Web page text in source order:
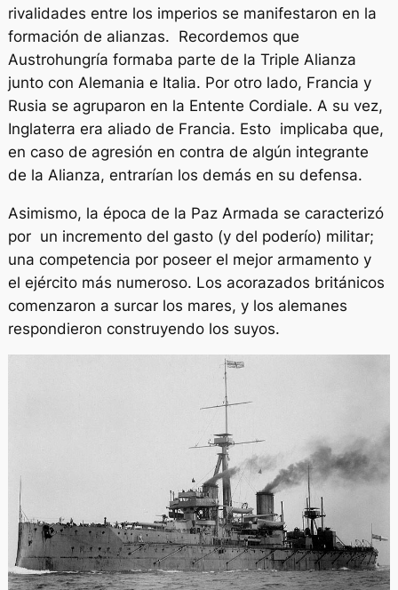
rivalidades entre los imperios se manifestaron en la
formación de alianzas. Recordemos que
Austrohungría formaba parte de la Triple Alianza
junto con Alemania e Italia. Por otro lado, Francia y
Rusia se agruparon en la Entente Cordiale. A su vez,
Inglaterra era aliado de Francia. Esto implicaba que,
en caso de agresión en contra de algún integrante
de la Alianza, entrarían los demás en su defensa.
Asimismo, la época de la Paz Armada se caracterizó
por un incremento del gasto (y del poderío) militar;
una competencia por poseer el mejor armamento y
el ejército más numeroso. Los acorazados británicos
comenzaron a surcar los mares, y los alemanes
respondieron construyendo los suyos.